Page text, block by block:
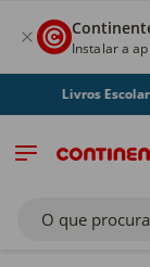
Instalar a
Livros
O que